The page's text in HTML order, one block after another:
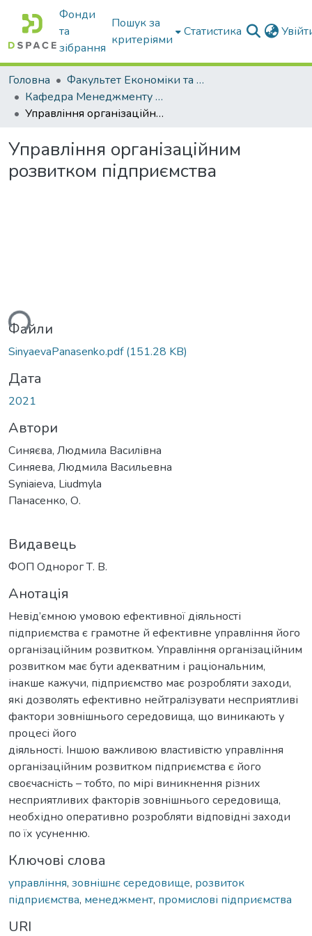
Фонди
та
зібрання
Пошук за
критеріями
Статистика
Головна
Факультет Економіки та бізнесу
Кафедра Менеджменту та публічного адміністрування
Управління організаційним розвитком підприємства
Управління організаційним
розвитком підприємства
Файли
SinyaevaPanasenko.pdf(151.28 KB)
Дата
2021
Автори
Синяєва, Людмила Василівна
Синяева, Людмила Васильевна
Syniaieva, Liudmyla
Панасенко, О.
Видавець
ФОП Однорог Т. В.
Анотація
Невід’ємною умовою ефективної діяльності
підприємства є грамотне й ефективне управління його
організаційним розвитком. Управління організаційним
розвитком має бути адекватним і раціональним,
інакше кажучи, підприємство має розробляти заходи,
які дозволять ефективно нейтралізувати несприятливі
фактори зовнішнього середовища, що виникають у
процесі його
діяльності. Іншою важливою властивістю управління
організаційним розвитком підприємства є його
своєчасність – тобто, по мірі виникнення різних
несприятливих факторів зовнішнього середовища,
необхідно оперативно розробляти відповідні заходи
по їх усуненню.
Ключові слова
управління, зовнішнє середовище, розвиток
підприємства, менеджмент, промислові підприємства
URI